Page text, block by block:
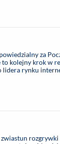
za
to kolejny krok w
lidera rynku
rozgrywki